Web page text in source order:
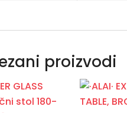
proizvodi